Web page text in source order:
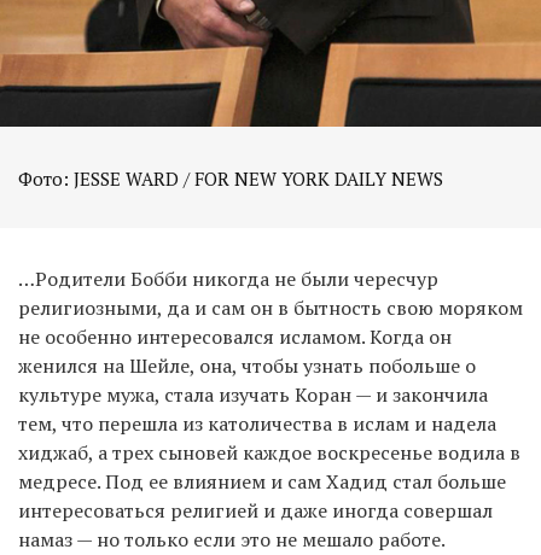
Фото: JESSE WARD / FOR NEW YORK DAILY NEWS
…Родители Бобби никогда не были чересчур
религиозными, да и сам он в бытность свою моряком
не особенно интересовался исламом. Когда он
женился на Шейле, она, чтобы узнать побольше о
культуре мужа, стала изучать Коран — и закончила
тем, что перешла из католичества в ислам и надела
хиджаб, а трех сыновей каждое воскресенье водила в
медресе. Под ее влиянием и сам Хадид стал больше
интересоваться религией и даже иногда совершал
намаз — но только если это не мешало работе.